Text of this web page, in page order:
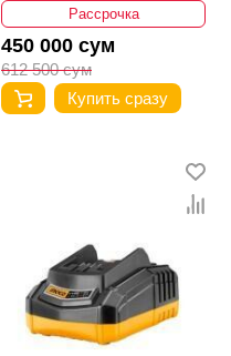
Рассрочка
450 000 сум
612 500 сум
Купить сразу